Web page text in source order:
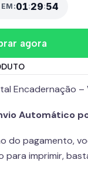
01:29:52
agora
Encadernação
Automático
do pagamento,
imprimir,